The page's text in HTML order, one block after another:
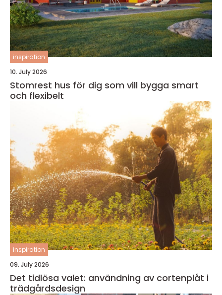
inspiration
10. July 2026
Stomrest hus för dig som vill bygga smart
och flexibelt
inspiration
09. July 2026
Det tidlösa valet: användning av cortenplåt i
trädgårdsdesign